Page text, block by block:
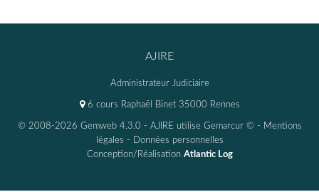
AJIRE
Administrateur Judiciaire
6 cours Raphaël Binet 35000 Rennes
© 2008-2026 Gemweb 4.3.0 - AJIRE utilise Gemarcur © - Mentions
légales - Données personnelles
Conception/Réalisation Atlantic Log